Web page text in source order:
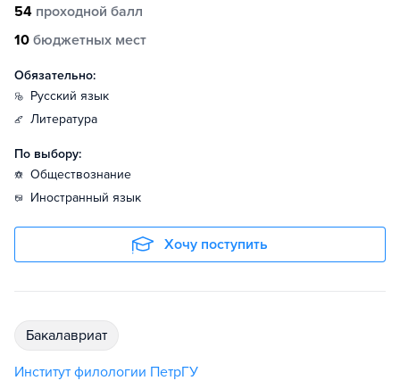
54 проходной балл
10 бюджетных мест
Обязательно:
русский язык
литература
По выбору:
обществознание
иностранный язык
Хочу поступить
бакалавриат
Институт филологии ПетрГУ